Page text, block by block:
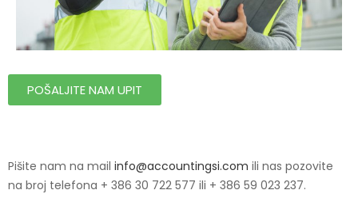
POŠALJITE NAM UPIT
Pišite nam na mail info@accountingsi.com ili nas pozovite
na broj telefona + 386 30 722 577 ili + 386 59 023 237.